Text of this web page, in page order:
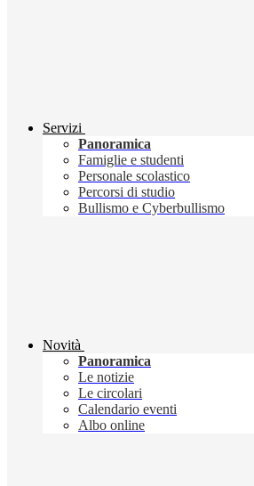
Servizi
Panoramica
Famiglie e studenti
Personale scolastico
Percorsi di studio
Bullismo e Cyberbullismo
Novità
Panoramica
Le notizie
Le circolari
Calendario eventi
Albo online